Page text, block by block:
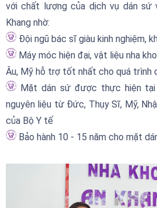
với chất lượng của dịch vụ dán sứ
Khang nhờ:
Đội ngũ bác sĩ giàu kinh nghiệm,
Máy móc hiện đại, vật liệu nha
Âu, Mỹ hỗ trợ tốt nhất cho quá trình
Mặt dán sứ được thực hiện
nguyên liệu từ Đức, Thụy Sĩ, Mỹ,
của Bộ Y tế
Bảo hành 10 - 15 năm cho mặt